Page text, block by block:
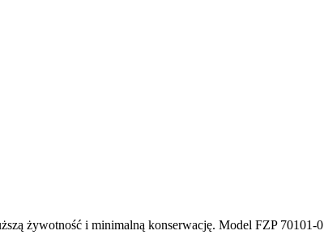
żywotność i minimalną konserwację. Model FZP 70101-0